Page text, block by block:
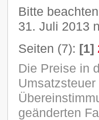
Bitte
31. Juli 2013
Seiten (7): [1]
Die Preise in
geänderten